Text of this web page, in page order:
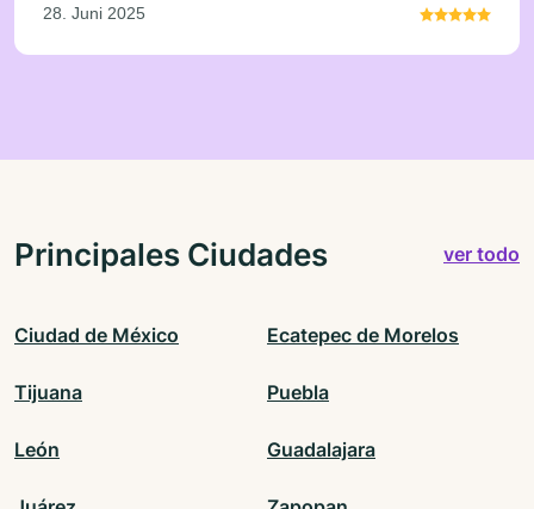
28. Juni 2025
Principales Ciudades ver todo
Ciudad de México Ecatepec de Morelos
Tijuana Puebla
León Guadalajara